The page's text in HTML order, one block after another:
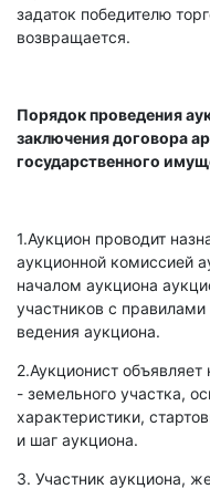
задаток победителю
возвращается.
Порядок проведения
заключения договора
государственного
1.Аукцион проводит
аукционной комиссией
началом аукциона
участников с
ведения аукциона.
2.Аукционист объявляет
- земельного участка,
характеристики,
и шаг аукциона.
3. Участник аукциона,